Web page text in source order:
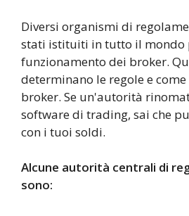
Diversi organismi di
stati istituiti in tutto il mondo
funzionamento dei broker.
determinano le regole e
broker. Se un'autorità
software di trading, sai che
con i tuoi soldi.
Alcune autorità centrali di
sono: